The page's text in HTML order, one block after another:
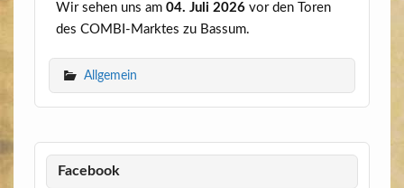
Wir sehen uns am 04. Juli 2026vor den Toren
des COM­BI-Mark­tes zu Bassum.
Allgemein
Facebook